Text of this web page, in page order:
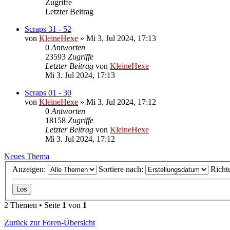
Zugriffe
Letzter Beitrag
Scraps 31 - 52
von KleineHexe » Mi 3. Jul 2024, 17:13
0 Antworten
23593 Zugriffe
Letzter Beitrag von KleineHexe
Mi 3. Jul 2024, 17:13
Scraps 01 - 30
von KleineHexe » Mi 3. Jul 2024, 17:12
0 Antworten
18158 Zugriffe
Letzter Beitrag von KleineHexe
Mi 3. Jul 2024, 17:12
Neues Thema
Anzeigen:
Sortiere nach:
2 Themen • Seite 1 von 1
Zurück zur Foren-Übersicht